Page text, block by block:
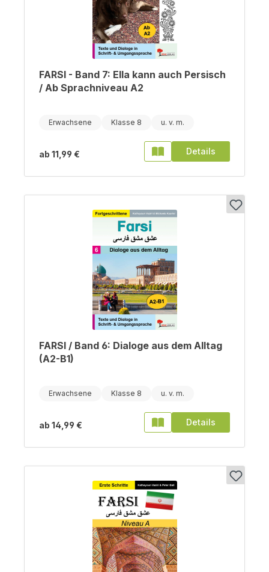
FARSI - Band 7: Ella kann auch Persisch
/ Ab Sprachniveau A2
Erwachsene Klasse 8
ab 11,99 € Details
FARSI / Band 6: Dialoge aus dem Alltag
(A2-B1)
Erwachsene Klasse 8
ab 14,99 € Details